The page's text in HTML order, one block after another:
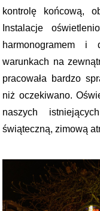
kontrolę końcową,
Instalacje
harmonogramem i
warunkach na
pracowała bardzo
niż oczekiwano.
naszych
świąteczną, zimową